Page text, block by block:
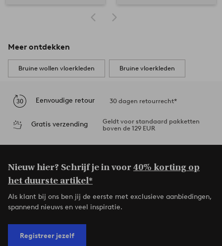
Meer ontdekken
Bruine wollen vloerkleden Bruine vloerkleden
Eenvoudige retour 30 dagen retourrecht*
Gratis verzending
Geldt voor standaard pakketten
boven de 129 EUR
Nieuw hier? Schrijf je in voor40% korting op
het duurste artikel*
Als klant bij ons ben jij de eerste met exclusieve aanbiedingen,
spannend nieuws en veel inspiratie.
Registreer jezelf